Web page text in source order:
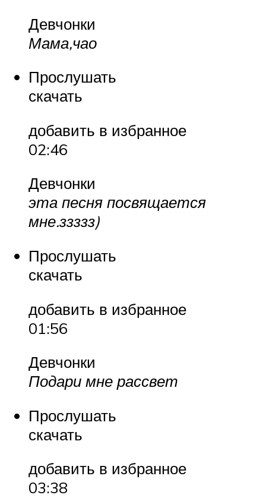
Девчонки
Мама,чао
Прослушать
скачать
добавить в избранное
02:46
Девчонки
эта песня посвящается
мне.ззззз)
Прослушать
скачать
добавить в избранное
01:56
Девчонки
Подари мне рассвет
Прослушать
скачать
добавить в избранное
03:38